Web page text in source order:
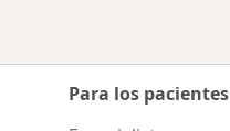
Para los pacientes